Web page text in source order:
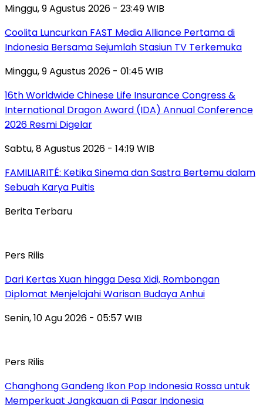
Minggu, 9 Agustus 2026 - 23:49 WIB
Coolita Luncurkan FAST Media Alliance Pertama di
Indonesia Bersama Sejumlah Stasiun TV Terkemuka
Minggu, 9 Agustus 2026 - 01:45 WIB
16th Worldwide Chinese Life Insurance Congress &
International Dragon Award (IDA) Annual Conference
2026 Resmi Digelar
Sabtu, 8 Agustus 2026 - 14:19 WIB
FAMILIARITÉ: Ketika Sinema dan Sastra Bertemu dalam
Sebuah Karya Puitis
Berita Terbaru
Pers Rilis
Dari Kertas Xuan hingga Desa Xidi, Rombongan
Diplomat Menjelajahi Warisan Budaya Anhui
Senin, 10 Agu 2026 - 05:57 WIB
Pers Rilis
Changhong Gandeng Ikon Pop Indonesia Rossa untuk
Memperkuat Jangkauan di Pasar Indonesia